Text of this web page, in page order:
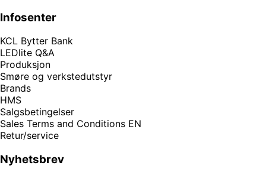
Infosenter
KCL Bytter Bank
LEDlite Q&A
Produksjon
Smøre og verkstedutstyr
Brands
HMS
Salgsbetingelser
Sales Terms and Conditions EN
Retur/service
Nyhetsbrev